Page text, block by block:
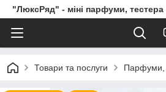
"ЛюксРяд" - міні парфуми, тестера
Товари та послуги Парфуми,